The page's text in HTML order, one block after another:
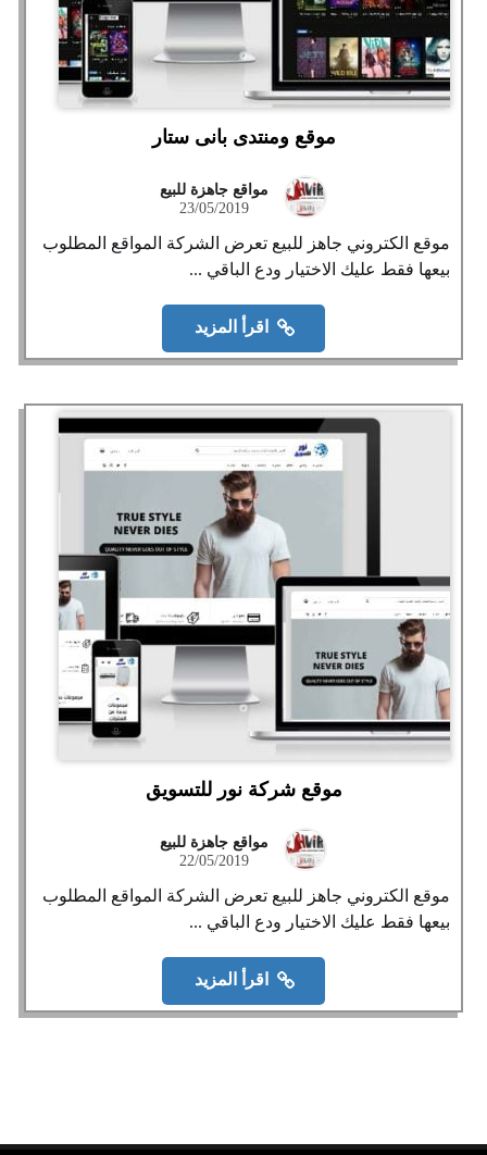
موقع ومنتدى بانى ستار
مواقع جاهزة للبيع
23/05/2019
موقع الكتروني جاهز للبيع تعرض الشركة المواقع المطلوب
بيعها فقط عليك الاختيار ودع الباقي ...
اقرأ المزيد
موقع شركة نور للتسويق
مواقع جاهزة للبيع
22/05/2019
موقع الكتروني جاهز للبيع تعرض الشركة المواقع المطلوب
بيعها فقط عليك الاختيار ودع الباقي ...
اقرأ المزيد